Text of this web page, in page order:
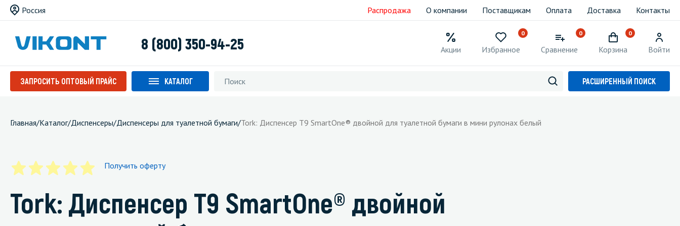
Россия Распродажа О компании Поставщикам Оплата Доставка Контакты
8 (800) 350-94-25 Акции
0
Избранное
0
Сравнение
0
Корзина Войти
ЗАПРОСИТЬ ОПТОВЫЙ ПРАЙС КАТАЛОГ РАСШИРЕННЫЙ ПОИСК
Главная/Каталог/Диспенсеры/Диспенсеры для туалетной бумаги/Tork: Диспенсер T9 SmartOne® двойной для туалетной бумаги в мини рулонах белый
Получить оферту
Tork: Диспенсер T9 SmartOne® двойной